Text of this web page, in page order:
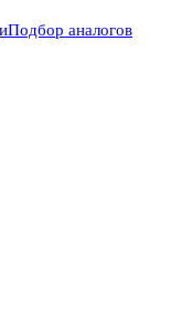
Подбор аналогов